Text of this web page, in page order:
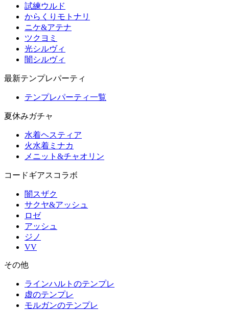
試練ウルド
からくりモトナリ
ニケ&アテナ
ツクヨミ
光シルヴィ
闇シルヴィ
最新テンプレパーティ
テンプレパーティ一覧
夏休みガチャ
水着ヘスティア
火水着ミナカ
メニット&チャオリン
コードギアスコラボ
闇スザク
サクヤ&アッシュ
ロゼ
アッシュ
ジノ
VV
その他
ラインハルトのテンプレ
虚のテンプレ
モルガンのテンプレ